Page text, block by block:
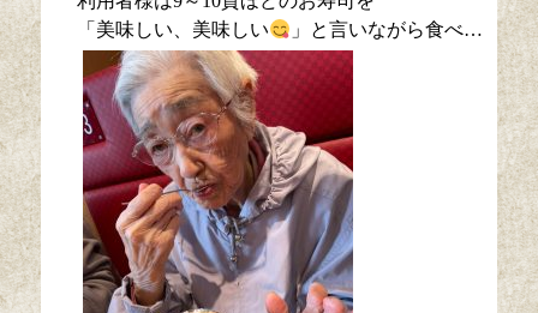
「美味しい、美味しい
」と言いながら食べ…